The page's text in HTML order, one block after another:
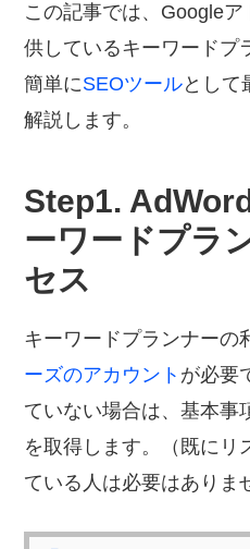
略
情
報。
儲
学
ウ
ェ
ブ
サ
イ
ト
に
この記事では、Google
供しているキーワードプ
簡単にSEOツールとして
解説します。
Step1.
ーワードプラ
セス
キーワードプランナーの
ーズのアカウント が必要
ていない場合は、基本事
を取得します。（既にリ
ている人は必要はありま